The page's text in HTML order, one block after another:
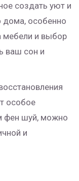
создать уют и
особенно
мебели и выбор
ваш сон и
особое
фен шуй, можно
и